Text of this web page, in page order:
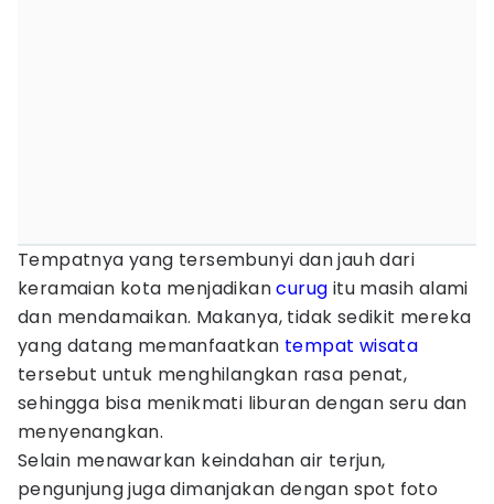
Tempatnya yang tersembunyi dan jauh dari
keramaian kota menjadikancurug itu masih alami
dan mendamaikan. Makanya, tidak sedikit mereka
yang datang memanfaatkan tempat wisata
tersebut untuk menghilangkan rasa penat,
sehingga bisa menikmati liburan dengan seru dan
menyenangkan.
Selain menawarkan keindahan air terjun,
pengunjung juga dimanjakan dengan spot foto